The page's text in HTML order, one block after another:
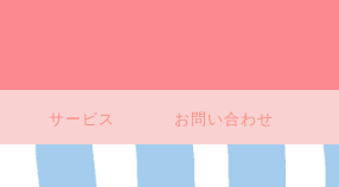
サービス お問い合わせ